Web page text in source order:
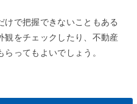
で把握できないこともある
観をチェックしたり、不動産
ってもよいでしょう。